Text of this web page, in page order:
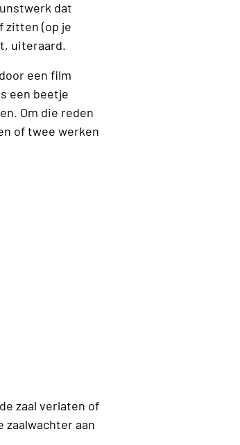
dat
zitten (op je
uiteraard.
een film
een beetje
Om die reden
of twee werken
zaal verlaten of
zaalwachter aan